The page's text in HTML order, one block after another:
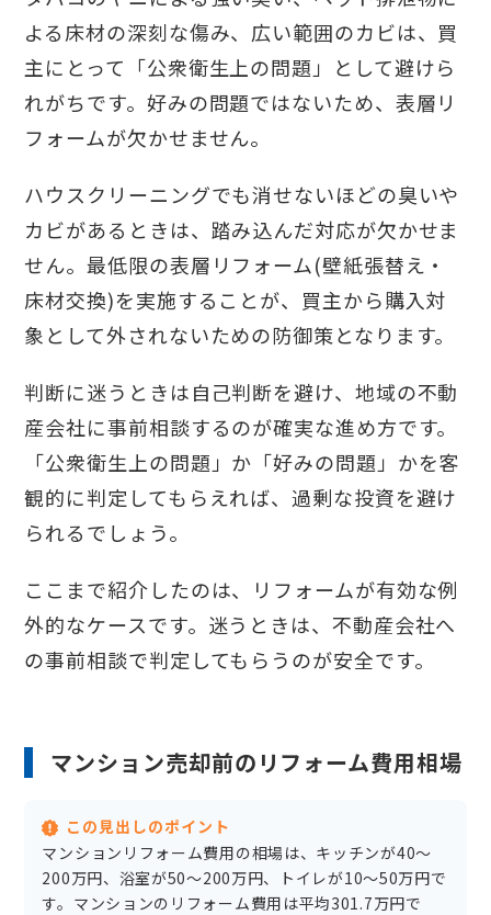
よる床材の深刻な傷み、広い範囲のカビは、買
主にとって「公衆衛生上の問題」として避けら
れがちです。好みの問題ではないため、表層リ
フォームが欠かせません。
ハウスクリーニングでも消せないほどの臭いや
カビがあるときは、踏み込んだ対応が欠かせま
せん。最低限の表層リフォーム(壁紙張替え・
床材交換)を実施することが、買主から購入対
象として外されないための防御策となります。
判断に迷うときは自己判断を避け、地域の不動
産会社に事前相談するのが確実な進め方です。
「公衆衛生上の問題」か「好みの問題」かを客
観的に判定してもらえれば、過剰な投資を避け
られるでしょう。
ここまで紹介したのは、リフォームが有効な例
外的なケースです。迷うときは、不動産会社へ
の事前相談で判定してもらうのが安全です。
マンション売却前のリフォーム費用相場
この見出しのポイント
マンションリフォーム費用の相場は、キッチンが40〜
200万円、浴室が50〜200万円、トイレが10〜50万円で
す。マンションのリフォーム費用は平均301.7万円で